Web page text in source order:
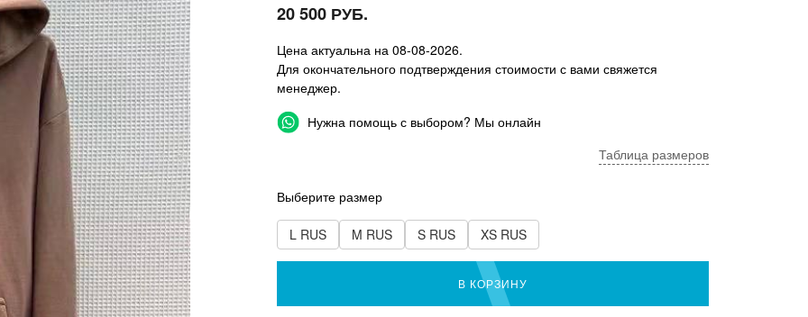
20 500 РУБ.
Цена актуальна на 08-08-2026.
Для окончательного подтверждения стоимости с вами свяжется
менеджер.
Нужна помощь с выбором? Мы онлайн
Таблица размеров
Выберите размер
L RUS M RUS S RUS XS RUS
В КОРЗИНУ